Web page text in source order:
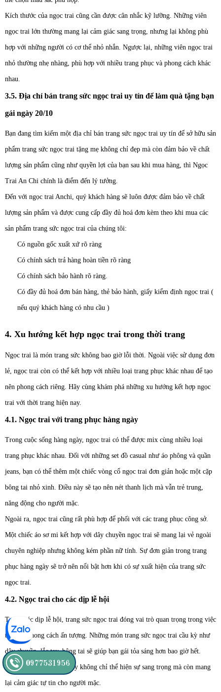
Kích thước của ngọc trai cũng cần được cân nhắc kỹ lưỡng. Những viên
ngọc trai lớn thường mang lại cảm giác sang trọng, nhưng lại không phù
hợp với những người có cơ thể nhỏ nhắn. Ngược lại, những viên ngọc trai
nhỏ thường nhẹ nhàng, phù hợp với nhiều trang phục và phong cách khác
nhau.
3.5. Địa chỉ bán trang sức ngọc trai uy tín để làm quà tặng bạn
gái ngày 20/10
Bạn đang tìm kiếm một địa chỉ bán trang sức ngọc trai uy tín để sở hữu sản
phẩm trang sức ngọc trai tặng mẹ không chỉ đẹp mà còn đảm bảo về chất
lượng sản phẩm cũng như quyền lợi của bạn sau khi mua hàng, thì Ngọc
Trai An Chi chính là điểm đến lý tưởng.
Đến với ngọc trai Anchi, quý khách hàng sẽ luôn được đảm bảo về chất
lượng sản phẩm và được cung cấp đầy đủ hoá đơn kèm theo khi mua các
sản phẩm trang sức ngọc trai của chúng tôi:
Có nguồn gốc xuất xứ rõ ràng
Có chính sách trả hàng hoàn tiền rõ ràng
Có chính sách bảo hành rõ ràng.
Có đầy đủ hoá đơn bán hàng, thẻ bảo hành, giấy kiểm định ngọc trai (
nếu quý khách hàng có nhu cầu )
4. Xu hướng kết hợp ngọc trai trong thời trang
Ngọc trai là món trang sức không bao giờ lỗi thời. Ngoài việc sử dụng đơn
lẻ, ngọc trai còn có thể kết hợp với nhiều loại trang phục khác nhau để tạo
nên phong cách riêng. Hãy cùng khám phá những xu hướng kết hợp ngọc
trai với thời trang hiện nay.
4.1. Ngọc trai với trang phục hàng ngày
Trong cuộc sống hàng ngày, ngọc trai có thể được mix cùng nhiều loại
trang phục khác nhau. Đối với những set đồ casual như áo phông và quần
jeans, bạn có thể thêm một chiếc vòng cổ ngọc trai đơn giản hoặc một cặp
bông tai nhỏ xinh. Điều này sẽ tạo nên nét thanh lịch mà vẫn trẻ trung,
năng động cho người mặc.
Ngoài ra, ngọc trai cũng rất phù hợp để phối với các trang phục công sở.
Một chiếc áo sơ mi kết hợp với dây chuyền ngọc trai sẽ mang lại vẻ ngoài
chuyên nghiệp nhưng không kém phần nữ tính. Sự đơn giản trong trang
phục hàng ngày sẽ trở nên nổi bật hơn khi có sự xuất hiện của trang sức
ngọc trai.
4.2. Ngọc trai cho các dịp lễ hội
Trong các dịp lễ hội, trang sức ngọc trai đóng vai trò quan trọng trong việc
tạo nên phong cách ấn tượng. Những món trang sức ngọc trai cầu kỳ như
dây chuyền, lắc tay, bông tai sẽ giúp bạn gái tỏa sáng hơn bao giờ hết.
Những món trang sức này không chỉ thể hiện sự sang trọng mà còn mang
lại cảm giác tự tin cho người mặc.
0977531956